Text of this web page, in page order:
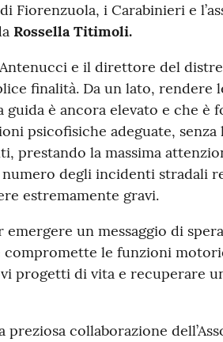
Fiorenzuola, i Carabinieri e
Rossella Titimoli.
e il direttore del
finalità. Da un lato, rendere
è ancora elevato e che è
psicofisiche adeguate, senza
prestando la massima
degli incidenti stradali
estremamente gravi.
emergere un messaggio di
le funzioni
progetti di vita e recuperare
collaborazione